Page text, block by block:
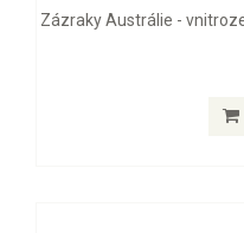
Zázraky Austrálie -